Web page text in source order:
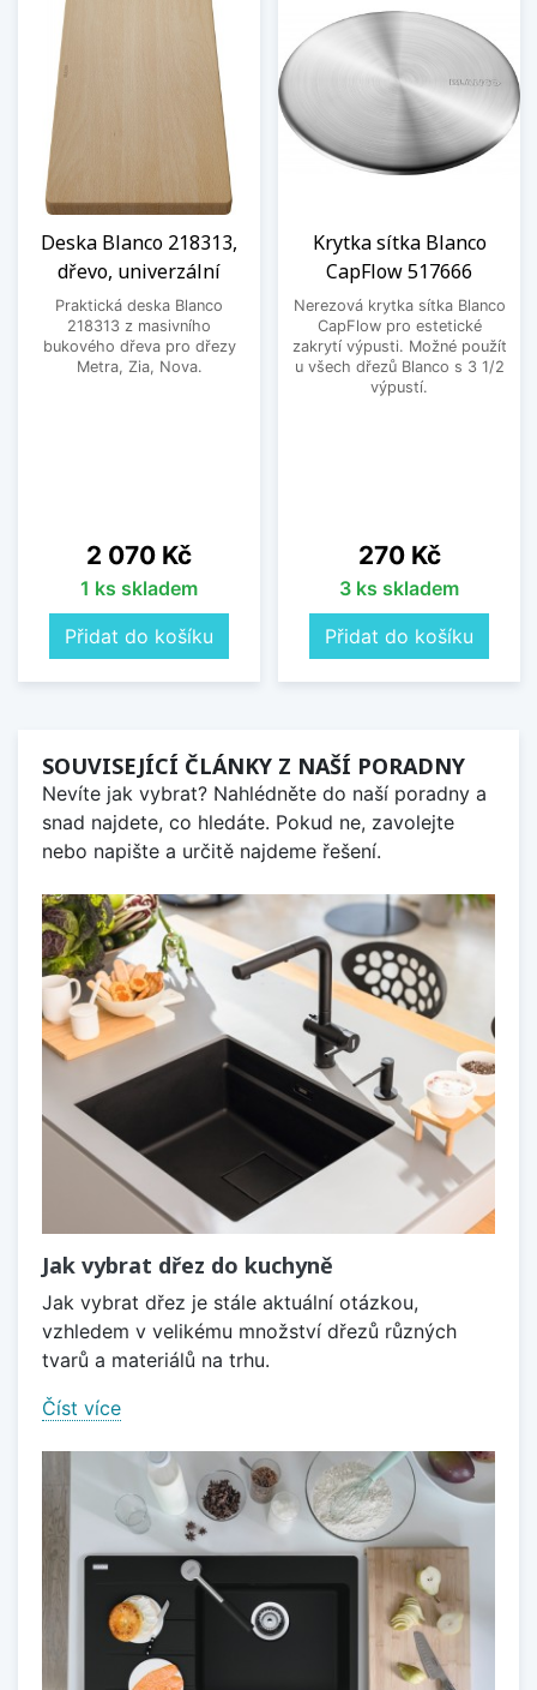
Deska Blanco 218313,
dřevo, univerzální
Praktická deska Blanco
218313 z masivního
bukového dřeva pro dřezy
Metra, Zia, Nova.
Cena
2 070 Kč
1 ks skladem
Přidat do košíku
Krytka sítka Blanco
CapFlow 517666
Nerezová krytka sítka Blanco
CapFlow pro estetické
zakrytí výpusti. Možné použít
u všech dřezů Blanco s 3 1/2
výpustí.
Cena
270 Kč
3 ks skladem
Přidat do košíku
SOUVISEJÍCÍ ČLÁNKY Z NAŠÍ PORADNY
Nevíte jak vybrat? Nahlédněte do naší poradny a
snad najdete, co hledáte. Pokud ne, zavolejte
nebo napište a určitě najdeme řešení.
Jak vybrat dřez do kuchyně
Jak vybrat dřez je stále aktuální otázkou,
vzhledem v velikému množství dřezů různých
tvarů a materiálů na trhu.
Číst více